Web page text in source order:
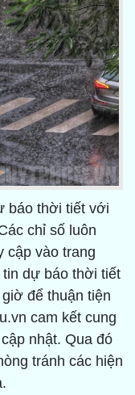
báo thời tiết với
chỉ số luôn
cập vào trang
dự báo thời tiết
để thuận tiện
cam kết cung
nhật. Qua đó
tránh các hiện